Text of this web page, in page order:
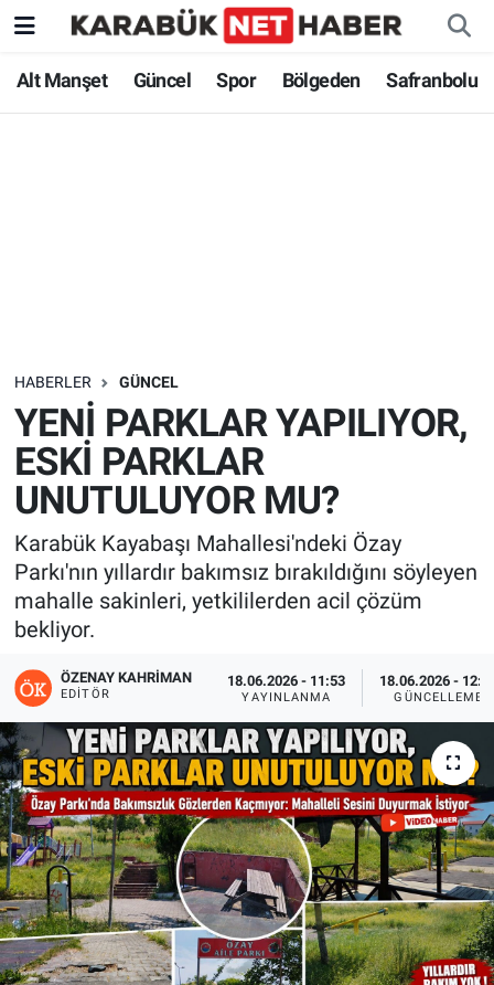
Alt Manşet Güncel Spor Bölgeden Safranbolu
HABERLER GÜNCEL
YENİ PARKLAR YAPILIYOR,
ESKİ PARKLAR
UNUTULUYOR MU?
Karabük Kayabaşı Mahallesi'ndeki Özay
Parkı'nın yıllardır bakımsız bırakıldığını söyleyen
mahalle sakinleri, yetkililerden acil çözüm
bekliyor.
ÖZENAY KAHRIMAN
EDITÖR
18.06.2026 - 11:53
YAYINLANMA
18.06.2026 -
GÜNCELLEME